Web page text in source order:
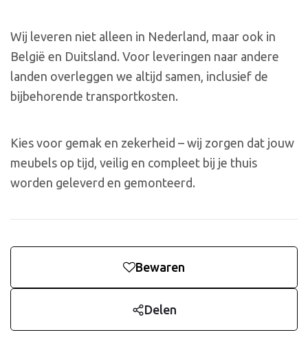
Wij leveren niet alleen in Nederland, maar ook in
België en Duitsland. Voor leveringen naar andere
landen overleggen we altijd samen, inclusief de
bijbehorende transportkosten.
Kies voor gemak en zekerheid – wij zorgen dat jouw
meubels op tijd, veilig en compleet bij je thuis
worden geleverd en gemonteerd.
Bewaren
Delen